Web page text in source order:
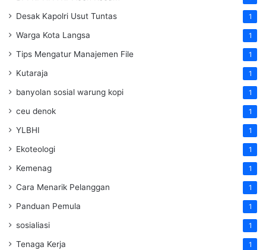
Desak Kapolri Usut Tuntas 1
Warga Kota Langsa 1
Tips Mengatur Manajemen File 1
Kutaraja 1
banyolan sosial warung kopi 1
ceu denok 1
YLBHI 1
Ekoteologi 1
Kemenag 1
Cara Menarik Pelanggan 1
Panduan Pemula 1
sosialiasi 1
Tenaga Kerja 1